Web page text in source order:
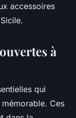
accessoires
à
qui
Ces